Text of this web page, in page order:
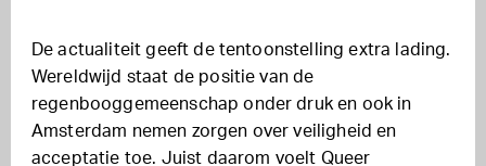
De actualiteit geeft de tentoonstelling extra lading.
Wereldwijd staat de positie van de
regenbooggemeenschap onder druk en ook in
Amsterdam nemen zorgen over veiligheid en
acceptatie toe. Juist daarom voelt Queer